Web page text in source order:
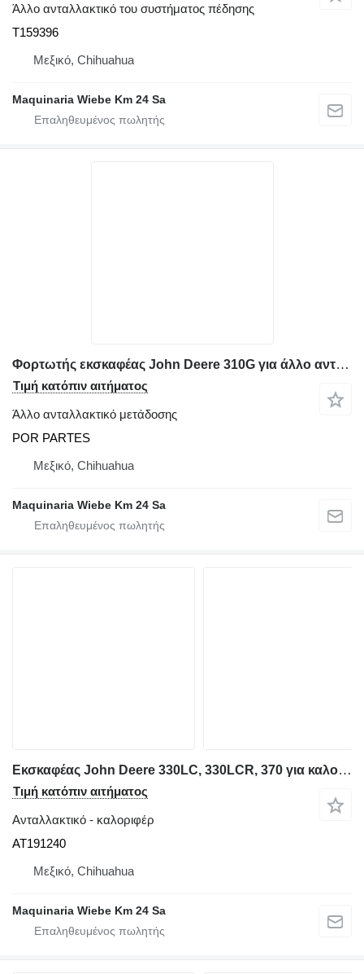
Άλλο ανταλλακτικό του συστήματος πέδησης
T159396
Μεξικό, Chihuahua
Maquinaria Wiebe Km 24 Sa
Φορτωτής εκσκαφέας John Deere 310G για άλλο ανταλλακτικό μετάδοσης TRANSMISION POR PARTES
Τιμή κατόπιν αιτήματος
Άλλο ανταλλακτικό μετάδοσης
POR PARTES
Μεξικό, Chihuahua
Maquinaria Wiebe Km 24 Sa
Εκσκαφέας John Deere 330LC, 330LCR, 370 για καλοριφέρ AT191240
Τιμή κατόπιν αιτήματος
Ανταλλακτικό - καλοριφέρ
AT191240
Μεξικό, Chihuahua
Maquinaria Wiebe Km 24 Sa